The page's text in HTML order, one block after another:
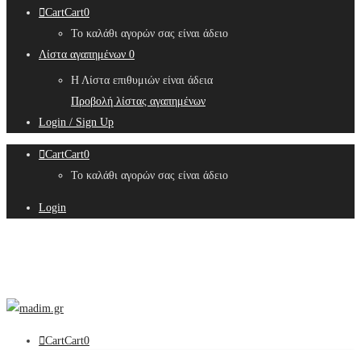
CartCart0
Το καλάθι αγορών σας είναι άδειο
Λίστα αγαπημένων 0
Η Λίστα επιθυμιών είναι άδεια
Προβολή λίστας αγαπημένων
Login / Sign Up
CartCart0
Το καλάθι αγορών σας είναι άδειο
Login
CartCart0